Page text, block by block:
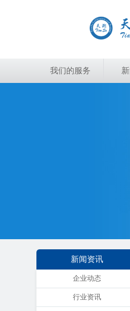
我们的服务
新闻资讯
企业动态
行业资讯